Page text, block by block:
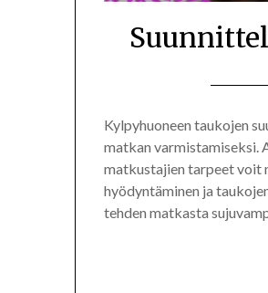
Kylpyhuoneen taukojen
matkan varmistamiseksi.
matkustajien tarpeet voit
hyödyntäminen ja
tehden matkasta